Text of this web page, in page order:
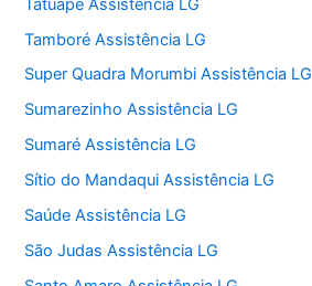
Tamboré Assistência LG
Super Quadra Morumbi Assistência LG
Sumarezinho Assistência LG
Sumaré Assistência LG
Sítio do Mandaqui Assistência LG
Saúde Assistência LG
São Judas Assistência LG